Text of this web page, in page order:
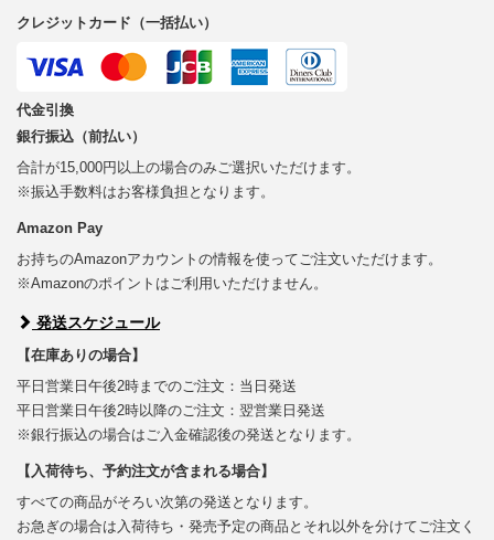
クレジットカード（一括払い）
代金引換
銀行振込（前払い）
合計が15,000円以上の場合のみご選択いただけます。
※振込手数料はお客様負担となります。
Amazon Pay
お持ちのAmazonアカウントの情報を使ってご注文いただけます。
※Amazonのポイントはご利用いただけません。
発送スケジュール
【在庫ありの場合】
平日営業日午後2時までのご注文：当日発送
平日営業日午後2時以降のご注文：翌営業日発送
※銀行振込の場合はご入金確認後の発送となります。
【入荷待ち、予約注文が含まれる場合】
すべての商品がそろい次第の発送となります。
お急ぎの場合は入荷待ち・発売予定の商品とそれ以外を分けてご注文く